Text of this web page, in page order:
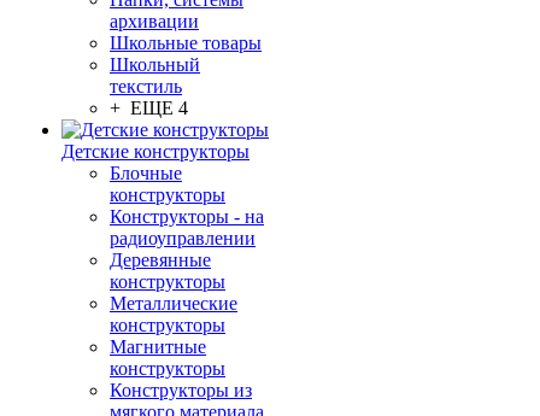
архивации
Школьные товары
Школьный
текстиль
+ ЕЩЕ 4
Детские конструкторы
Блочные
конструкторы
Конструкторы - на
радиоуправлении
Деревянные
конструкторы
Металлические
конструкторы
Магнитные
конструкторы
Конструкторы из
мягкого материала